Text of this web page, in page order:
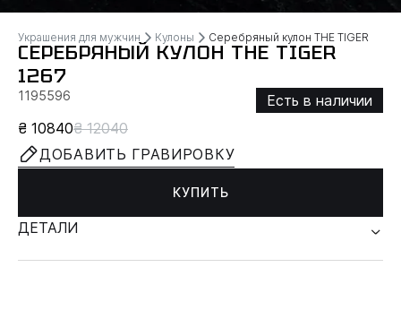
Украшения для мужчин Кулоны Серебряный кулон ТHЕ TIGER
СЕРЕБРЯНЫЙ КУЛОН ТHЕ TIGER
1267
1195596
Есть в наличии
₴ 10840₴ 12040
ДОБАВИТЬ ГРАВИРОВКУ
КУПИТЬ
ДЕТАЛИ